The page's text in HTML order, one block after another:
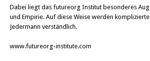
Dabei liegt das futureorg Institut besonderes
und Empirie. Auf diese Weise werden
Jedermann verständlich.
www.futureorg-institute.com